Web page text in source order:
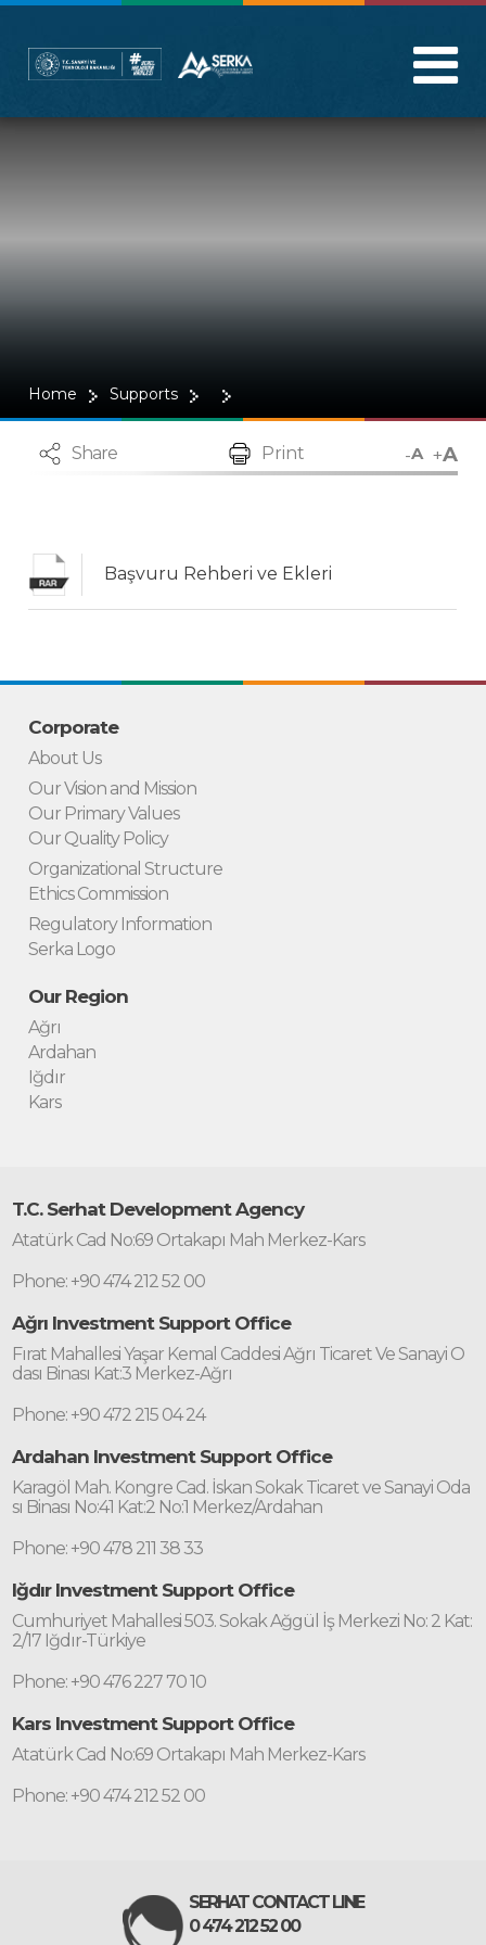
Home Supports
Share Print -A +A
Başvuru Rehberi ve Ekleri
Corporate
About Us
Our Vision and Mission
Our Primary Values
Our Quality Policy
Organizational Structure
Ethics Commission
Regulatory Information
Serka Logo
Our Region
Ağrı
Ardahan
Iğdır
Kars
T.C. Serhat Development Agency
Atatürk Cad No:69 Ortakapı Mah Merkez-Kars
Phone: +90 474 212 52 00
Ağrı Investment Support Office
Fırat Mahallesi Yaşar Kemal Caddesi Ağrı Ticaret Ve Sanayi O
dası Binası Kat:3 Merkez-Ağrı
Phone: +90 472 215 04 24
Ardahan Investment Support Office
Karagöl Mah. Kongre Cad. İskan Sokak Ticaret ve Sanayi Oda
sı Binası No:41 Kat:2 No:1 Merkez/Ardahan
Phone: +90 478 211 38 33
Iğdır Investment Support Office
Cumhuriyet Mahallesi 503. Sokak Ağgül İş Merkezi No: 2 Kat:
2/17 Iğdır-Türkiye
Phone: +90 476 227 70 10
Kars Investment Support Office
Atatürk Cad No:69 Ortakapı Mah Merkez-Kars
Phone: +90 474 212 52 00
SERHAT CONTACT LINE
0 474 212 52 00